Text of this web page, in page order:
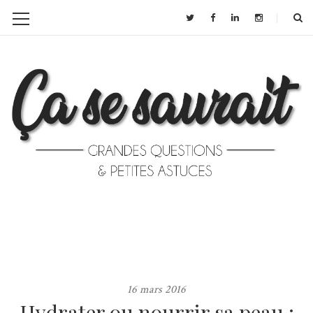
16 mars 2016